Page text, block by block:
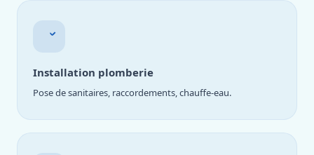
Installation plomberie
Pose de sanitaires, raccordements, chauffe-eau.